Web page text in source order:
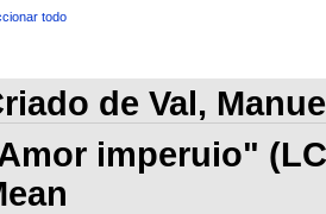
todo
de Val,
imperuio"